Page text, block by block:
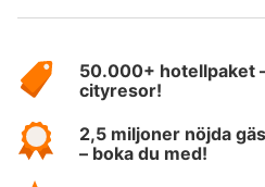
HotelSpecials50.000+ hotellpaket
cityresor!
2,5 miljoner nöjda
– boka du med!